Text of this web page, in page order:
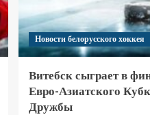
Новости белорусского хоккея
Витебск сыграет в
Евро-Азиатского
Дружбы